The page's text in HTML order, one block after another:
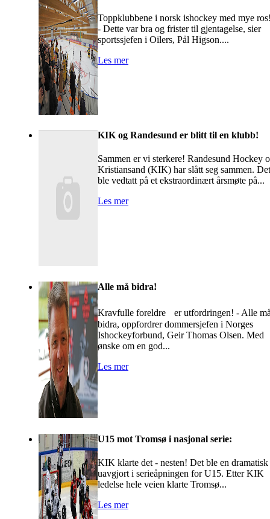
Toppklubbene i norsk ishockey med mye
- Dette var bra og frister til gjentagelse, sier
sportssjefen i Oilers, Pål Higson....
Les mer
KIK og Randesund er blitt til en klubb!
Sammen er vi sterkere! Randesund Hockey
Kristiansand (KIK) har slått seg sammen. Det
ble vedtatt på et ekstraordinært årsmøte på...
Les mer
Alle må bidra!
Kravfulle foreldre er utfordringen! - Alle
bidra, oppfordrer dommersjefen i Norges
Ishockeyforbund, Geir Thomas Olsen. Med
ønske om en god...
Les mer
U15 mot Tromsø i nasjonal serie:
KIK klarte det - nesten! Det ble en dramatisk
uavgjort i serieåpningen for U15. Etter KIK
ledelse hele veien klarte Tromsø...
Les mer